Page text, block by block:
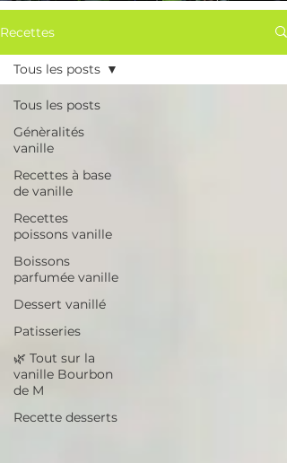
Recettes
Tous les posts
Génèralités
vanille
Recettes à base
de vanille
Recettes
poissons vanille
Boissons
parfumée vanille
Dessert vanillé
Patisseries
🌿 Tout sur la
vanille Bourbon
de M
Recette desserts
Tous les posts